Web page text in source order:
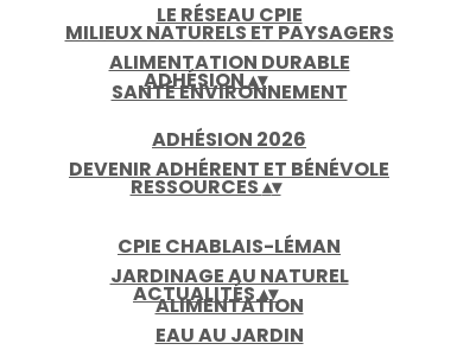
LE RÉSEAU CPIE
MILIEUX NATURELS ET PAYSAGERS
ALIMENTATION DURABLE
SANTÉ ENVIRONNEMENT
ADHÉSION▴▾
ADHÉSION 2026
DEVENIR ADHÉRENT ET BÉNÉVOLE
RESSOURCES▴▾
CPIE CHABLAIS-LÉMAN
JARDINAGE AU NATUREL
ALIMENTATION
EAU AU JARDIN
ACTUALITÉS▴▾